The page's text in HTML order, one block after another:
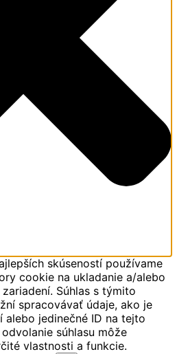
skúseností používame
cookie na ukladanie a/alebo
Súhlas s týmito
spracovávať údaje, ako je
alebo jedinečné ID na tejto
súhlasu môže
vlastnosti a funkcie.